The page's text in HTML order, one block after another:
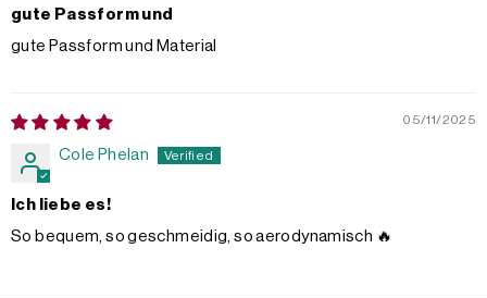
gute Passform und
gute Passform und Material
05/11/2025
Cole Phelan
Ich liebe es!
So bequem, so geschmeidig, so aerodynamisch 🔥